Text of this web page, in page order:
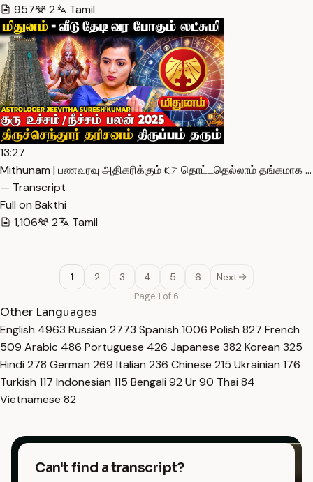
957
2 Tamil
13:27
Mithunam | பணவரவு அதிகரிக்கும் 👉 தொட்டதெல்லாம் தங்கமாக …
— Transcript
Full on Bakthi
1,106
2 Tamil
1 2 3 4 5 6 Next
Page 1 of 6
Other Languages
English 4963 Russian 2773 Spanish 1006 Polish 827 French
509 Arabic 486 Portuguese 426 Japanese 382 Korean 325
Hindi 278 German 269 Italian 236 Chinese 215 Ukrainian 176
Turkish 117 Indonesian 115 Bengali 92 Ur90 Thai 84
Vietnamese 82
Can't find a transcript?